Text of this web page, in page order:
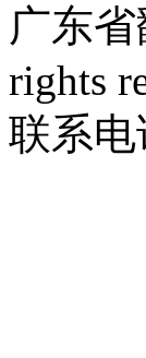
广东
rights
联系